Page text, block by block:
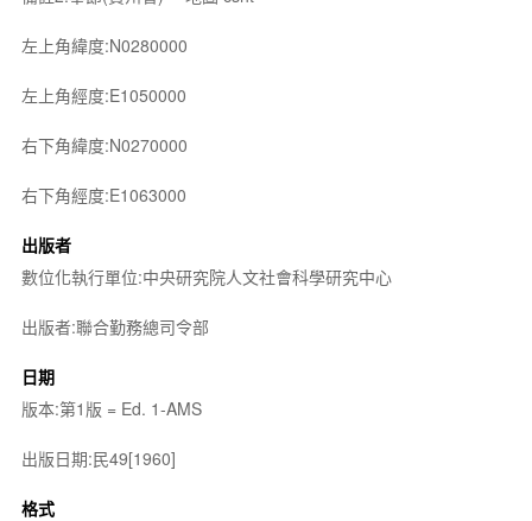
左上角緯度:N0280000
左上角經度:E1050000
右下角緯度:N0270000
右下角經度:E1063000
出版者
數位化執行單位:中央研究院人文社會科學研究中心
出版者:聯合勤務總司令部
日期
版本:第1版 = Ed. 1-AMS
出版日期:民49[1960]
格式